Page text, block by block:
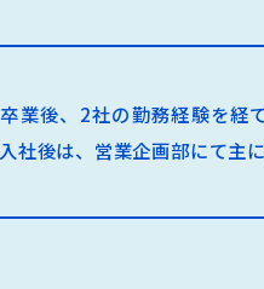
業後、2社の勤務経験を経
社後は、営業企画部にて主